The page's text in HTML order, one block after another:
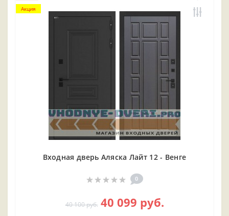
Акция
Входная дверь Аляска Лайт 12 - Венге
0
40 100 руб. 40 099 руб.